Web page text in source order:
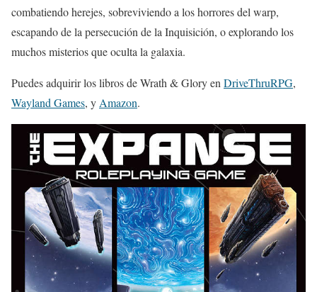
combatiendo herejes, sobreviviendo a los horrores del warp,
escapando de la persecución de la Inquisición, o explorando los
muchos misterios que oculta la galaxia.
Puedes adquirir los libros de Wrath & Glory en DriveThruRPG,
Wayland Games, y Amazon.